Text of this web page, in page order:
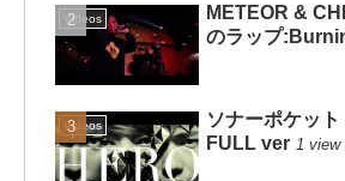
Videos
METEOR &
のラップ
Videos
ソナーポケッ
FULL ver 1 view